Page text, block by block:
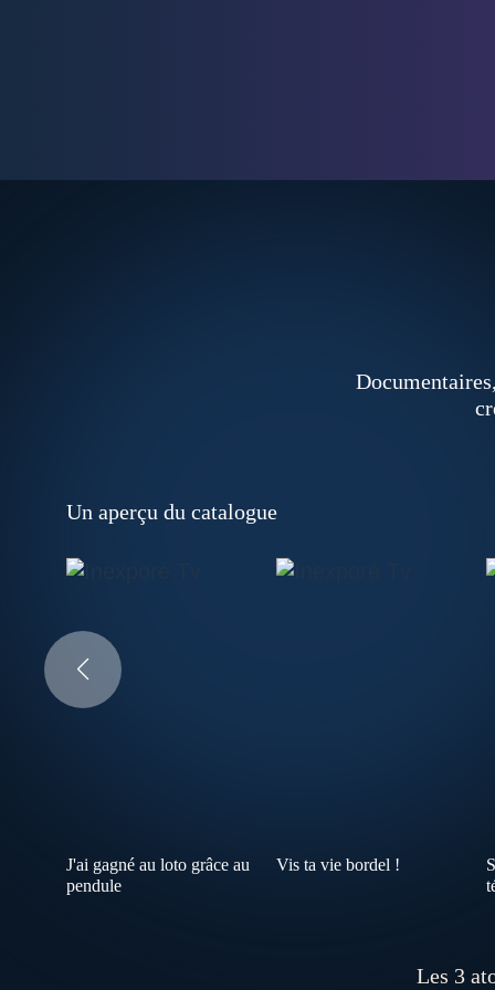
Un aperçu du catalogue
J'ai gagné au loto grâce au
pendule
Vis ta vie bordel !
Les 3